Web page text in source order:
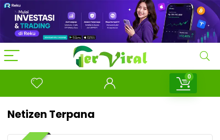
0
Netizen Terpana